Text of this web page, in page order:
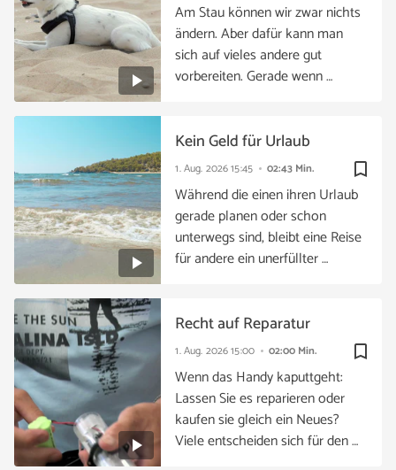
Am Stau können wir zwar nichts
ändern. Aber dafür kann man
sich auf vieles andere gut
vorbereiten. Gerade wenn …
bookmark_border
1. Aug. 202615:45 02:43 Min.
Kein Geld für Urlaub
Während die einen ihren Urlaub
gerade planen oder schon
unterwegs sind, bleibt eine Reise
für andere ein unerfüllter …
bookmark_border
1. Aug. 202615:00 02:00 Min.
Recht auf Reparatur
Wenn das Handy kaputtgeht:
Lassen Sie es reparieren oder
kaufen sie gleich ein Neues?
Viele entscheiden sich für den …